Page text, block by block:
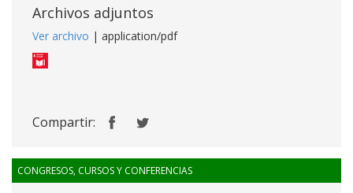
Archivos adjuntos
Ver archivo | application/pdf
Compartir:
CONGRESOS, CURSOS Y CONFERENCIAS